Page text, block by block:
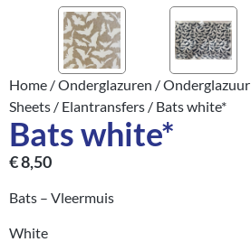
Home /Onderglazuren /Onderglazuur
Sheets / Elantransfers / Bats white*
Bats white*
€8,50
Bats – Vleermuis
White